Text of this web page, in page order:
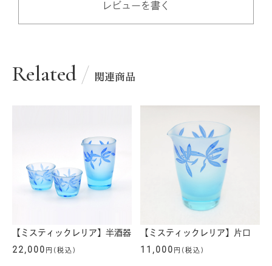
レビューを書く
Related 関連商品
【ミスティックレリア】半酒器
22,000 円(税込)
【ミスティックレリア】片口
11,000 円(税込)